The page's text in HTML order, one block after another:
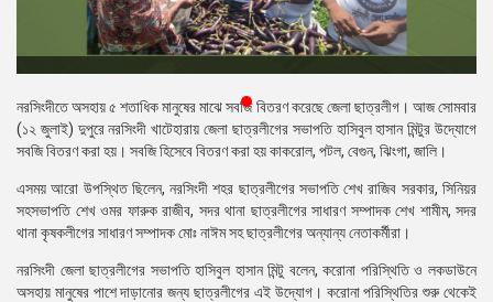
প্রেস
রিলিজ
প্রকাশনা
গ্যালারি
বিএনপি-
সহিংসতা
নরসিংদীতে অসহায় ৫ শতাধিক মানুষের মাঝে সবজি বিতরণ করেছে জেলা ছাত্রলীগ। আজ সোমবার
(১২ জুলাই) দুপুরে নরসিংদী খাটেহারায় জেলা ছাত্রলীগের সভাপতি হাসিবুল হাসান মিন্টুর উদ্যোগে
সবজি বিতরণ করা হয়। সবজি হিসেবে বিতরণ করা হয় কাকরোল, পটল, বেগুন, ঝিংগা, জালি।
এসময় আরো উপস্থিত ছিলেন, নরসিংদী শহর ছাত্রলীগের সভাপতি শেখ রাজিব সরকার, সিনিয়র
সহসভাপতি শেখ ওমর ফারুক রাজীব, সদর থানা ছাত্রলীগের সাধারণ সম্পাদক শেখ শামীম, সদর
থানা কৃষকলীগের সাধারণ সম্পাদক মোঃ নাঈম সহ ছাত্রলীগের অন্যান্য নেতাকর্মীরা।
নরসিংদী জেলা ছাত্রলীগের সভাপতি হাসিবুল হাসান মিন্টু বলেন, করোনা পরিস্থিতি ও লকডাউনে
অসহায় মানুষের পাশে দাড়ানোর জন্য ছাত্রলীগের এই উদ্যোগ। করোনা পরিস্থিতির শুরু থেকেই